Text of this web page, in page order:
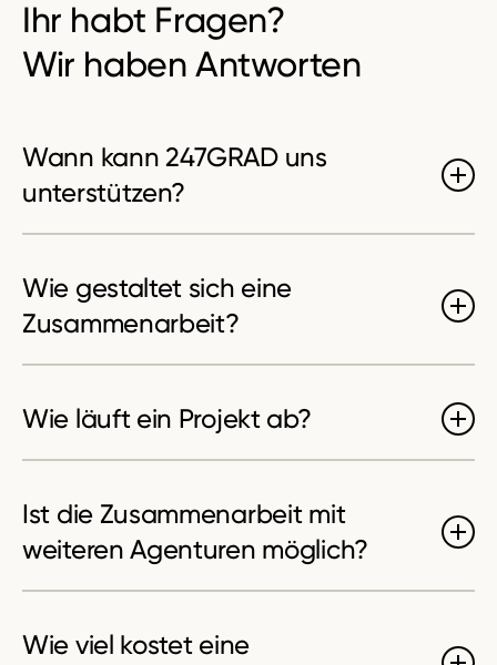
Ihr habt Fragen?
Wir habenAntworten
Wann kann 247GRAD uns
unterstützen?
Wie gestaltet sich eine
Zusammen­arbeit?
Wie läuft ein Projekt ab?
Ist die Zusammenarbeit mit
weiteren Agenturen möglich?
Wie viel kostet eine